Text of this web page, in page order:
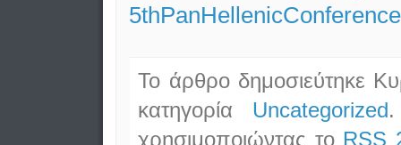
Το άρθρο δημοσιεύτηκε
κατηγορία Uncategorized.
χρησιμοποιώντας το RSS